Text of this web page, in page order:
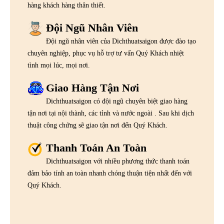
hàng khách hàng thân thiết.
Đội Ngũ Nhân Viên
Đội ngũ nhân viên của Dichthuatsaigon được đào tạo
chuyên nghiệp, phục vụ hỗ trợ tư vấn Quý Khách nhiệt
tình mọi lúc, mọi nơi.
Giao Hàng Tận Nơi
Dichthuatsaigon có đội ngũ chuyên biệt giao hàng
tận nơi tại nội thành, các tỉnh và nước ngoài . Sau khi dịch
thuật công chứng sẽ giao tận nơi đến Quý Khách.
Thanh Toán An Toàn
Dichthuatsaigon với nhiều phương thức thanh toán
đảm bảo tính an toàn nhanh chóng thuận tiện nhất đến với
Quý Khách.